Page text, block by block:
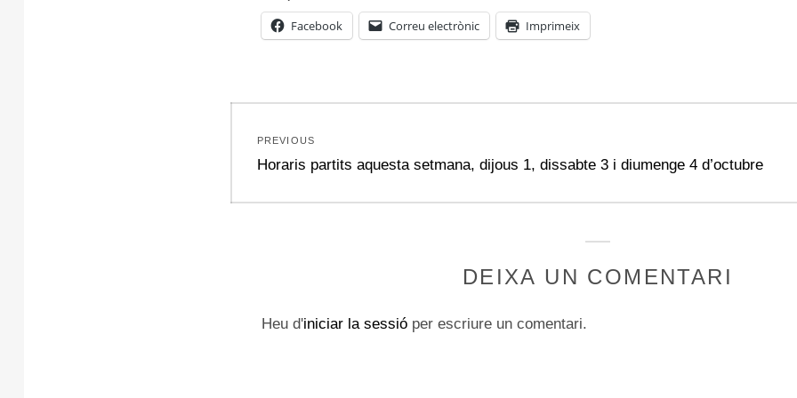
Facebook Correu electrònic Imprimeix
d'entrades
PREVIOUS
Previous
Horaris partits aquesta setmana, dijous 1, dissabte 3 i diumenge 4 d’octubre
DEIXA UN COMENTARI
Heu d'iniciar la sessió per escriure un comentari.